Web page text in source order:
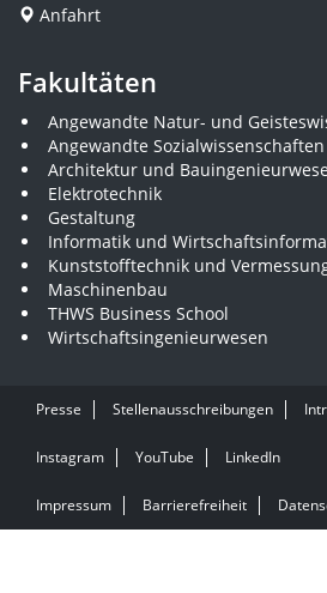
Anfahrt
Fakultäten
Angewandte Natur- und
Angewandte Sozialwissenschaften
Architektur und
Elektrotechnik
Gestaltung
Informatik und
Kunststofftechnik und
Maschinenbau
THWS Business School
Wirtschaftsingenieurwesen
Presse Stellenausschreibungen
Instagram YouTube LinkedIn
Impressum Barrierefreiheit